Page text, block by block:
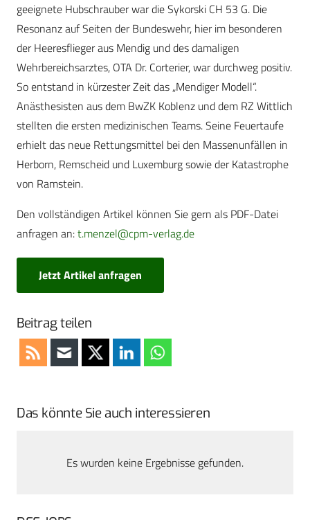
geeignete Hubschrauber war die Sykorski CH 53 G. Die
Resonanz auf Seiten der Bundeswehr, hier im besonderen
der Heeresflieger aus Mendig und des damaligen
Wehrbereichsarztes, OTA Dr. Corterier, war durchweg positiv.
So entstand in kürzester Zeit das „Mendiger Modell“.
Anästhesisten aus dem BwZK Koblenz und dem RZ Wittlich
stellten die ersten medizinischen Teams. Seine Feuertaufe
erhielt das neue Rettungsmittel bei den Massenunfällen in
Herborn, Remscheid und Luxemburg sowie der Katastrophe
von Ramstein.
Den vollständigen Artikel können Sie gern als PDF-Datei
anfragen an:t.menzel@cpm-verlag.de
Jetzt Artikel anfragen
Beitrag teilen
Das könnte Sie auch interessieren
Es wurden keine Ergebnisse gefunden.